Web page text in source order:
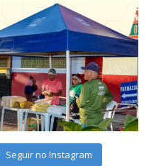
Seguir no Instagram